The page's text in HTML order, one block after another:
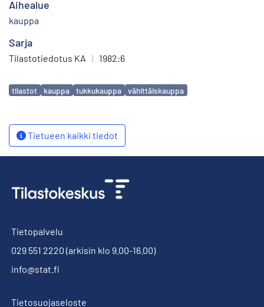
Aihealue
kauppa
Sarja
Tilastotiedotus KA | 1982:6
Avainsanat
tilastot kauppa tukkukauppa vähittäiskauppa
Tietueen kaikki tiedot
Tietopalvelu
029 551 2220 (arkisin klo 9.00-16.00)
info@stat.fi
Tietosuojaseloste